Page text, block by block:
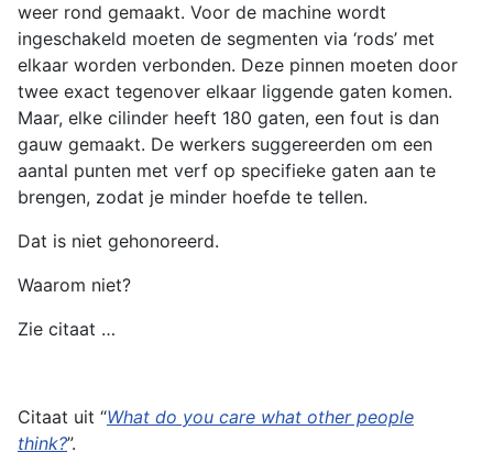
weer rond gemaakt. Voor de machine wordt
ingeschakeld moeten de segmenten via ‘rods’ met
elkaar worden verbonden. Deze pinnen moeten door
twee exact tegenover elkaar liggende gaten komen.
Maar, elke cilinder heeft 180 gaten, een fout is dan
gauw gemaakt. De werkers suggereerden om een
aantal punten met verf op specifieke gaten aan te
brengen, zodat je minder hoefde te tellen.
Dat is niet gehonoreerd.
Waarom niet?
Zie citaat …
Citaat uit “What do you care what other people
think?”.